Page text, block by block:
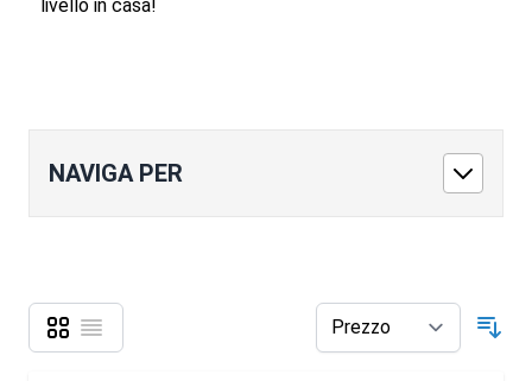
livello in casa!
NAVIGA PER
Mostra come
Griglia
Lista